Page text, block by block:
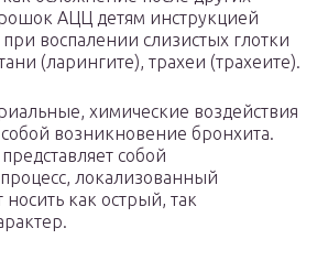
АЦЦ детям инструкцией
воспалении слизистых глотки
(ларингите), трахеи (трахеите).
химические воздействия
собой возникновение бронхита.
собой
локализованный
как острый, так